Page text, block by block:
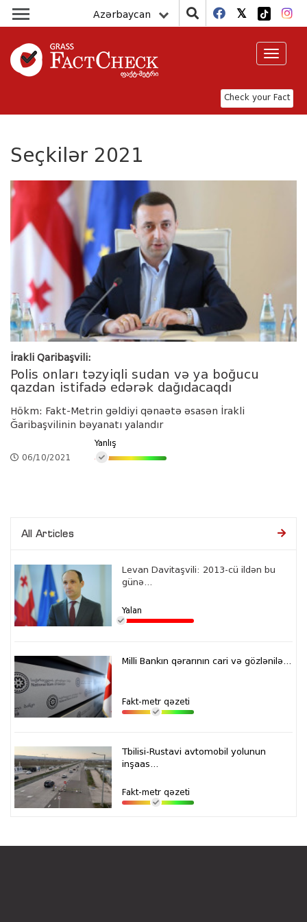
Azərbaycan
Check your Fact
Toggle
Seçkilər 2021
İrakli Qaribaşvili:
Polis onları təzyiqli sudan və ya boğucu
qazdan istifadə edərək dağıdacaqdı
Hökm: Fakt-Metrin gəldiyi qənaətə əsasən İrakli
Ğaribaşvilinin bəyanatı yalandır
06/10/2021
Yanlış
All Articles
Levan Davitaşvili: 2013-cü ildən bu
günə...
Yalan
Milli Bankın qərarının cari və gözlənilə...
Fakt-metr qəzeti
Tbilisi-Rustavi avtomobil yolunun
inşaas...
Fakt-metr qəzeti